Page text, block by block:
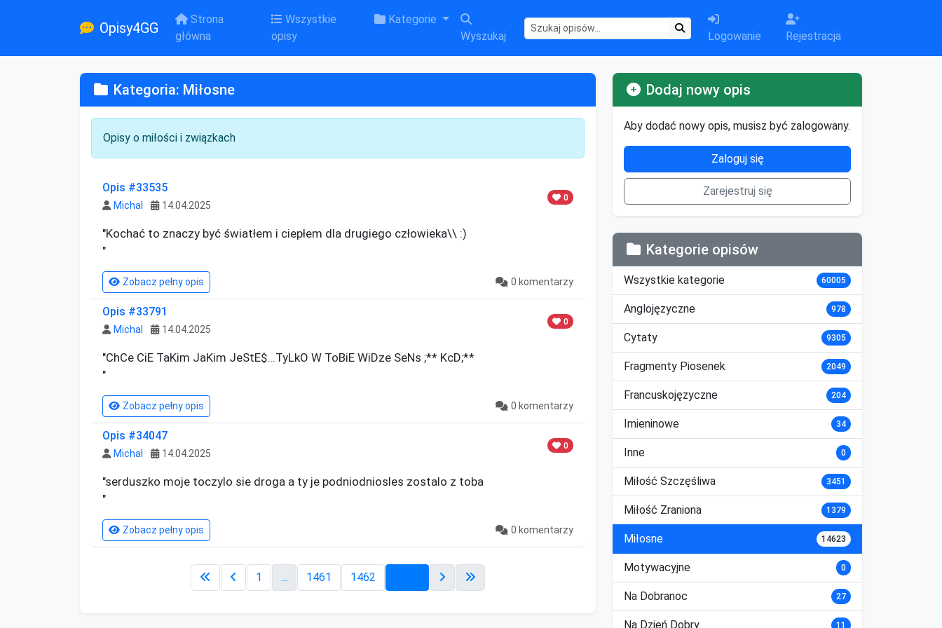
Opisy4GG
Strona
główna
Wszystkie
opisy
Kategorie
Wyszukaj
Logowanie Rejestracja
Kategoria: Miłosne
Opisy o miłości i związkach
Opis #33535
Michal 14.04.2025
0
"Kochać to znaczy być światłem i ciepłem dla drugiego człowieka\\ :)
"
Zobacz pełny opis 0 komentarzy
Opis #33791
Michal 14.04.2025
0
"ChCe CiE TaKim JaKim JeStE$...TyLkO W ToBiE WiDze SeNs ;** KcD;**
"
Zobacz pełny opis 0 komentarzy
Opis #34047
Michal 14.04.2025
0
"serduszko moje toczylo sie droga a ty je podniodniosles zostalo z toba
"
Zobacz pełny opis 0 komentarzy
1 ... 1461 1462
Dodaj nowy opis
Aby dodać nowy opis, musisz być zalogowany.
Zaloguj się
Zarejestruj się
Kategorie opisów
Wszystkie kategorie 60005
Anglojęzyczne 978
Cytaty 9305
Fragmenty Piosenek 2049
Francuskojęzyczne 204
Imieninowe 34
Inne 0
Miłość Szczęśliwa 3451
Miłość Zraniona 1379
Miłosne 14623
Motywacyjne 0
Na Dobranoc 27
Na Dzień Dobry 11